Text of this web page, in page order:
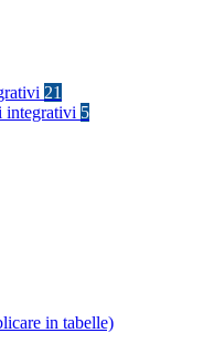
21
integrativi 5
in tabelle)